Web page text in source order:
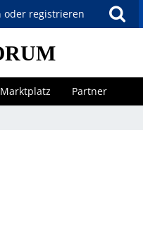
oder registrieren
Marktplatz Partner